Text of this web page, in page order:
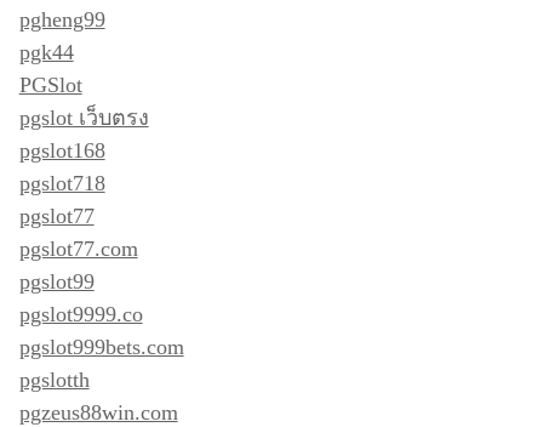
pgheng99
pgk44
PGSlot
pgslot เว็บตรง
pgslot168
pgslot718
pgslot77
pgslot77.com
pgslot99
pgslot9999.co
pgslot999bets.com
pgslotth
pgzeus88win.com